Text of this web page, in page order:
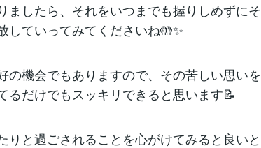
ましたら、それをいつまでも握りしめずにそ
していってみてくださいね🤲✨
の機会でもありますので、その苦しい思いを
るだけでもスッキリできると思います📝
りと過ごされることを心がけてみると良いと